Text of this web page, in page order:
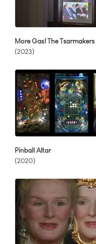
More Gas! The Tsarmakers
(2023)
Pinball Altar
(2020)